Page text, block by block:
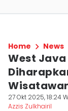
Home News
West
27 Okt 2025, 18:24
Azzis Zulkhairil